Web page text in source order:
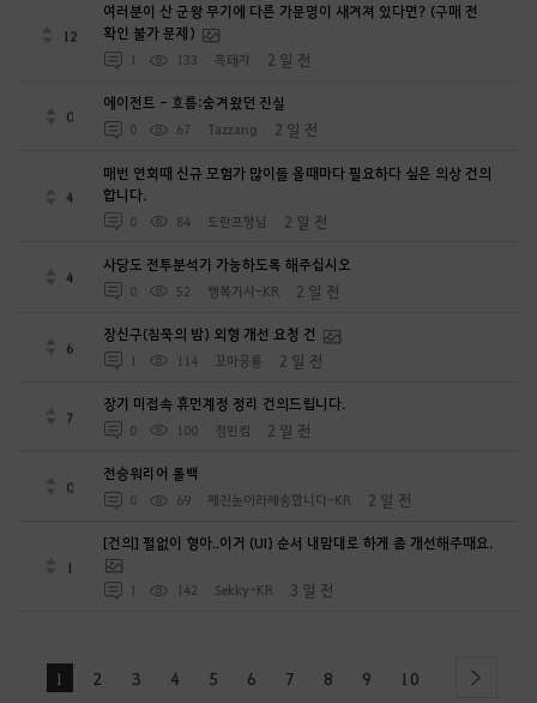
12
여러분이 산 군왕 무기에 다른 가문명이 새겨져 있다면? (구매 전
확인 불가 문제)
1 133 흑태자 2 일 전
0
에이전트 - 흐름:숨겨왔던 진실
0 67 Tazzang 2 일 전
4
매번 연회때 신규 모험가 많이들 올때마다 필요하다 싶은 의상 건의
합니다.
0 84 도란프형님 2 일 전
4
사당도 전투분석기 가능하도록 해주십시오
0 52 행복기사-KR 2 일 전
6
장신구(침묵의 밤) 외형 개선 요청 건
1 114 꼬마공룡 2 일 전
7
장기 미접속 휴먼계정 정리 건의드립니다.
0 100 정민킴 2 일 전
0
전승워리어 롤백
0 69 째진눈이라째송합니다-KR 2 일 전
1
[건의] 펄없이 형아..이거 (UI) 순서 내맘대로 하게 좀 개선해주때요.
1 142 Sekky-KR 3 일 전
1 2 3 4 5 6 7 8 9 10 next